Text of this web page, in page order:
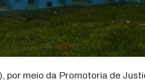
por meio da Promotoria de